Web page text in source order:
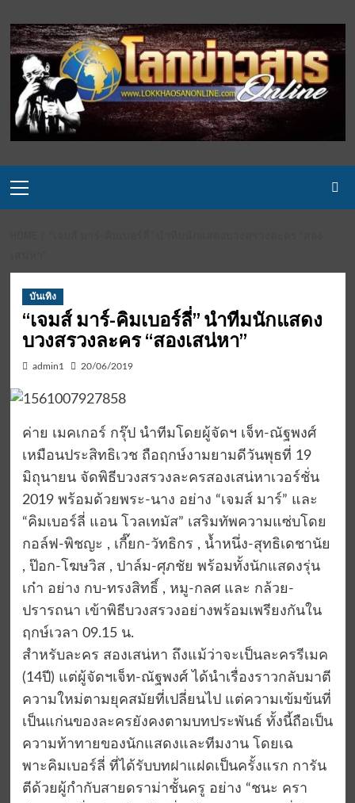
to
content
Menu
บันเทิง
“เจมส์ มาร์-คิมเบอร์ลี่” นำทีมนักแสดง
บวงสรวงละคร “สองเสน่หา”
admin1 20/06/2019
ค่าย เมคเกอร์ กรุ๊ป นำทีมโดยผู้จัดฯ เจ็ท-ณัฐพงศ์
เหมือนประสิทธิเวช ถือฤกษ์งามยามดีวันพุธที่ 19
มิถุนายน จัดพิธีบวงสรวงละครสองเสน่หาเวอร์ชั่น
2019 พร้อมด้วยพระ-นาง อย่าง “เจมส์ มาร์” และ
“คิมเบอร์ลี่ แอน โวลเทมัส” เสริมทัพความแซ่บโดย
กอล์ฟ-พิชญะ , เกี๊ยก-วัทธิกร , น้ำหนึ่ง-สุทธิเดชานัย
, ป๊อก-โฆษวิส , ปาล์ม-ศุภชัย พร้อมทั้งนักแสดงรุ่น
เก๋า อย่าง กบ-ทรงสิทธิ์ , หมู-กลศ และ กล้วย-
ปรารถนา เข้าพิธีบวงสรวงอย่างพร้อมเพรียงกันใน
ฤกษ์เวลา 09.15 น.
สำหรับละคร สองเสน่หา ถึงแม้ว่าจะเป็นละครรีเมค
(14ปี) แต่ผู้จัดฯเจ็ท-ณัฐพงศ์ ได้นำเรื่องราวกลับมาตี
ความใหม่ตามยุคสมัยที่เปลี่ยนไป แต่ความเข้มข้นที่
เป็นแก่นของละครยังคงตามบทประพันธ์ ทั้งนี้ถือเป็น
ความท้าทายของนักแสดงและทีมงาน โดยเฉ
พาะคิมเบอร์ลี่ ที่ได้รับบทฝาแฝดเป็นครั้งแรก การัน
ตีด้วยผู้กำกับสายดราม่าชั้นครู อย่าง “ชนะ ครา